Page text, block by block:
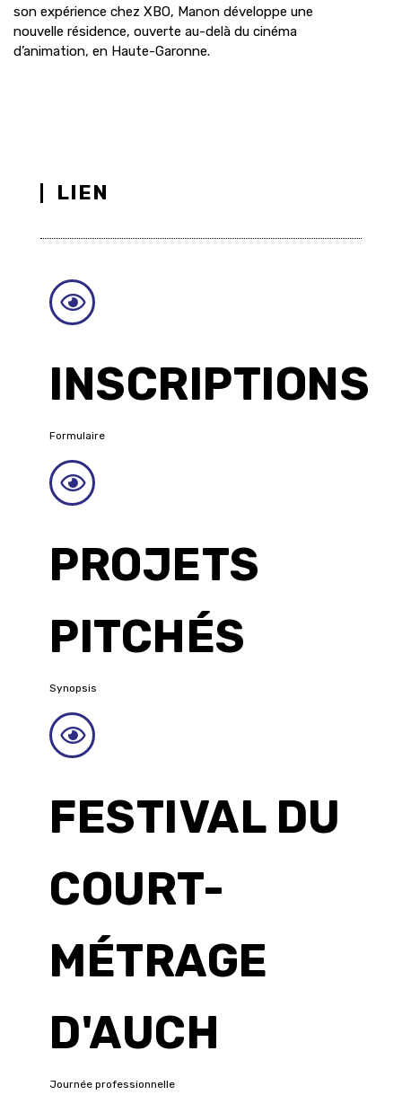
son expérience chez XBO, Manon développe une
nouvelle résidence, ouverte au-delà du cinéma
d’animation, en Haute-Garonne.
LIEN
INSCRIPTIONS
Formulaire
PROJETS
PITCHÉS
Synopsis
FESTIVAL DU
COURT-
MÉTRAGE
D'AUCH
Journée professionnelle